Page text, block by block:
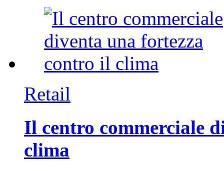
Retail
Il centro commerciale
clima